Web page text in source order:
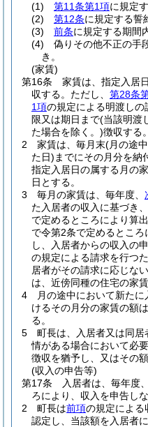
(1)
第11条第1項に規定
(2)
第12条に規定する誓
(3)
前条に規定する期間
(4)
偽りその他不正の手
き。
(家賃)
第16条
家賃は、指定入居
収する。 ただし、 第28条
1項の規定による明渡し
限又は期日まで(当該明渡
た場合を除く。)徴収する。
2
家賃は、毎月末(月の途
た日) までにその月分を納
指定入居日の属する月の
日とする。
3
毎月の家賃は、毎年度、
た入居者の収入に基づき
で定めるところにより算
で令第2条で定めるところ
し、入居者からの収入の
の規定による請求を行つ
居者がその請求に応じな
は、近傍同種の住宅の家賃
4
月の途中において新た
けるその月分の家賃の額
る。
5
町長は、入居者又は同
情がある場合において必
徴収を猶予し、又はその
(収入の申告等)
第17条
入居者は、毎年度
ろにより、収入を申告し
2
町長は前項の規定による
認定し、当該額を入居者